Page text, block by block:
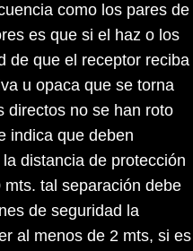
como los pares de
es que si el haz o los
de que el receptor reciba
u opaca que se torna
directos no se han roto
indica que deben
distancia de protección
tal separación debe
de seguridad la
al menos de 2 mts, si es